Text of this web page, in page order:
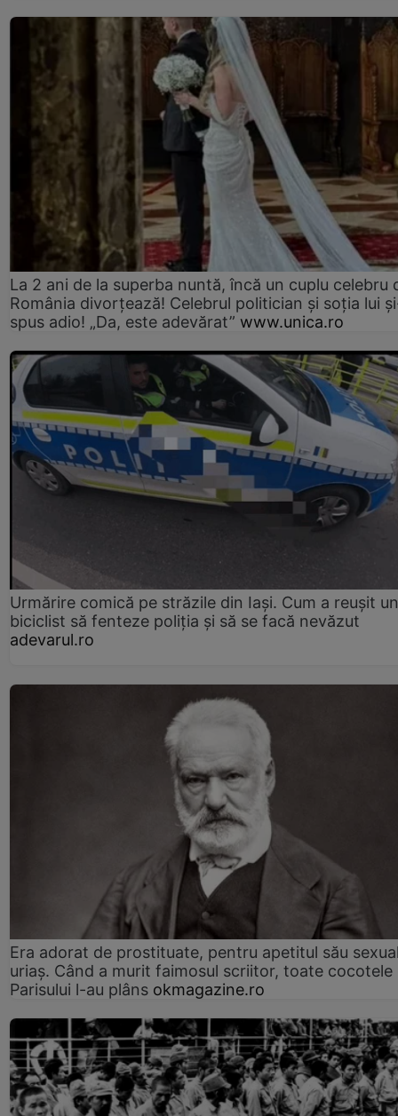
La 2 ani de la superba nuntă, încă un cuplu celebru
România divorțează! Celebrul politician și soția lui
spus adio! „Da, este adevărat” www.unica.ro
Urmărire comică pe străzile din Iași. Cum a reușit un
biciclist să fenteze poliția și să se facă nevăzut
adevarul.ro
Era adorat de prostituate, pentru apetitul său
uriaș. Când a murit faimosul scriitor, toate cocotele
Parisului l-au plâns okmagazine.ro